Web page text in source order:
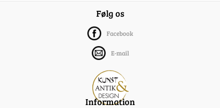
Følg os
Facebook
E-mail
Information